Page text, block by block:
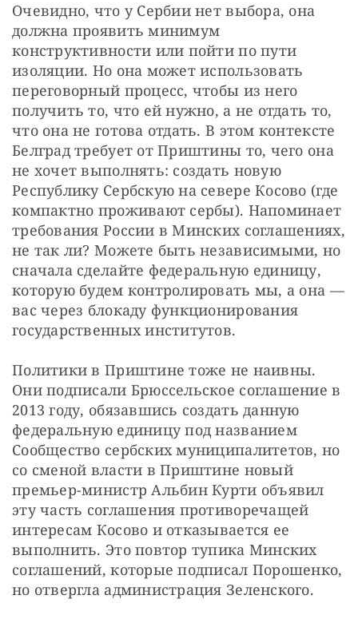
Очевидно, что у Сербии нет выбора, она
должна проявить минимум
конструктивности или пойти по пути
изоляции. Но она может использовать
переговорный процесс, чтобы из него
получить то, что ей нужно, а не отдать то,
что она не готова отдать. В этом контексте
Белград требует от Приштины то, чего она
не хочет выполнять: создать новую
Республику Сербскую на севере Косово (где
компактно проживают сербы). Напоминает
требования России в Минских соглашениях,
не так ли? Можете быть независимыми, но
сначала сделайте федеральную единицу,
которую будем контролировать мы, а она —
вас через блокаду функционирования
государственных институтов.
Политики в Приштине тоже не наивны.
Они подписали Брюссельское соглашение в
2013 году, обязавшись создать данную
федеральную единицу под названием
Сообщество сербских муниципалитетов, но
со сменой власти в Приштине новый
премьер-министр Альбин Курти объявил
эту часть соглашения противоречащей
интересам Косово и отказывается ее
выполнить. Это повтор тупика Минских
соглашений, которые подписал Порошенко,
но отвергла администрация Зеленского.